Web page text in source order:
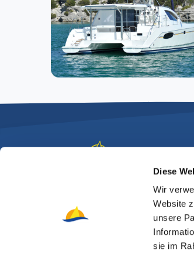
Diese
Wir
Website
unsere
sie im
Windbeutel Reisen veranstaltet
Segeltörns zum MITSEGELN -
MITANFASSEN - MITERLEBEN seit
1991!